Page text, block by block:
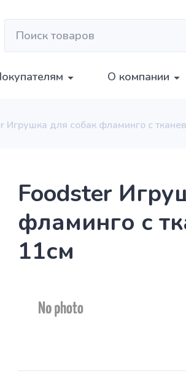
О компании
Игрушка для собак фламинго с
Foodster
фламинго с
11см